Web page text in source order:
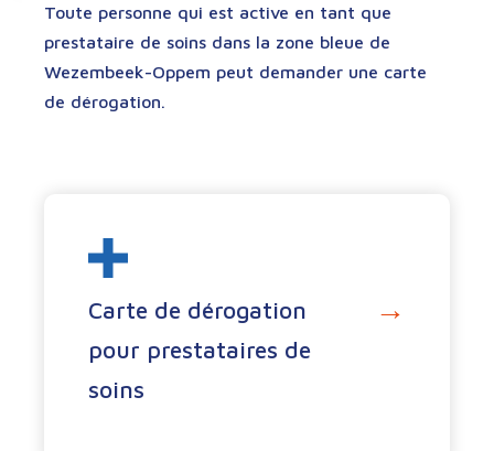
Toute personne qui est active en tant que
prestataire de soins dans la zone bleue de
Wezembeek-Oppem peut demander une carte
de dérogation.
Carte de dérogation
pour prestataires de
soins
→